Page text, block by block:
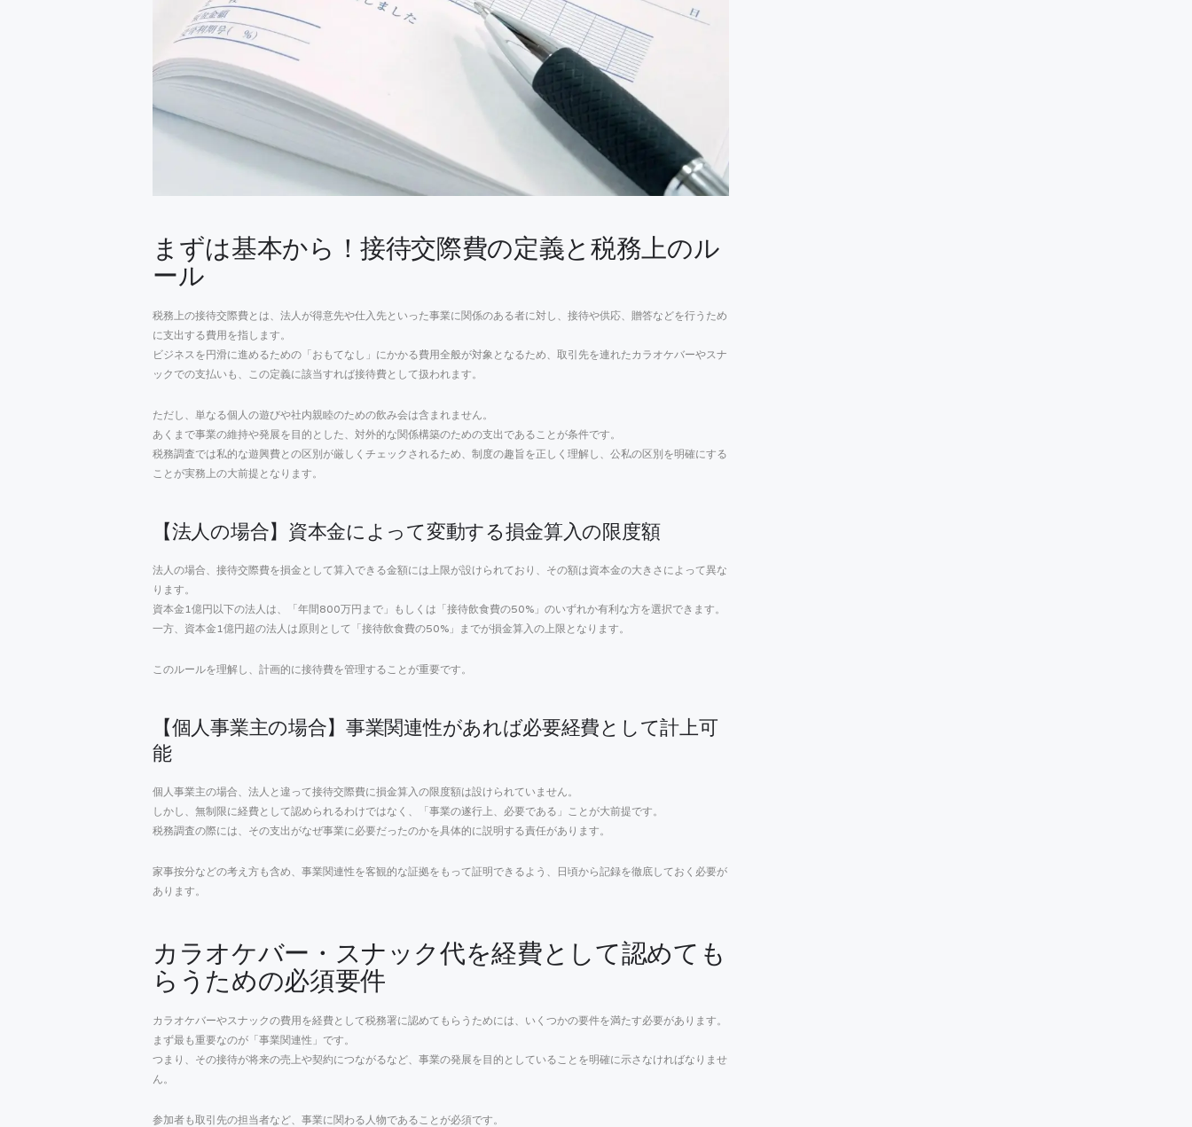
まずは基本から！接待交際費の定義と税務上のル
ール
税務上の接待交際費とは、法人が得意先や仕入先といった事業に関係のある者に対し、接待や供応、贈答などを行うため
に支出する費用を指します。
ビジネスを円滑に進めるための「おもてなし」にかかる費用全般が対象となるため、取引先を連れたカラオケバーやスナ
ックでの支払いも、この定義に該当すれば接待費として扱われます。
ただし、単なる個人の遊びや社内親睦のための飲み会は含まれません。
あくまで事業の維持や発展を目的とした、対外的な関係構築のための支出であることが条件です。
税務調査では私的な遊興費との区別が厳しくチェックされるため、制度の趣旨を正しく理解し、公私の区別を明確にする
ことが実務上の大前提となります。
【法人の場合】資本金によって変動する損金算入の限度額
法人の場合、接待交際費を損金として算入できる金額には上限が設けられており、その額は資本金の大きさによって異な
ります。
資本金1億円以下の法人は、「年間800万円まで」もしくは「接待飲食費の50%」のいずれか有利な方を選択できます。
一方、資本金1億円超の法人は原則として「接待飲食費の50%」までが損金算入の上限となります。
このルールを理解し、計画的に接待費を管理することが重要です。
【個人事業主の場合】事業関連性があれば必要経費として計上可
能
個人事業主の場合、法人と違って接待交際費に損金算入の限度額は設けられていません。
しかし、無制限に経費として認められるわけではなく、「事業の遂行上、必要である」ことが大前提です。
税務調査の際には、その支出がなぜ事業に必要だったのかを具体的に説明する責任があります。
家事按分などの考え方も含め、事業関連性を客観的な証拠をもって証明できるよう、日頃から記録を徹底しておく必要が
あります。
カラオケバー・スナック代を経費として認めても
らうための必須要件
カラオケバーやスナックの費用を経費として税務署に認めてもらうためには、いくつかの要件を満たす必要があります。
まず最も重要なのが「事業関連性」です。
つまり、その接待が将来の売上や契約につながるなど、事業の発展を目的としていることを明確に示さなければなりませ
ん。
参加者も取引先の担当者など、事業に関わる人物であることが必須です。